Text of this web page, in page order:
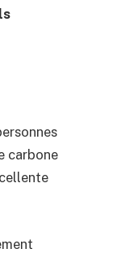
carbone